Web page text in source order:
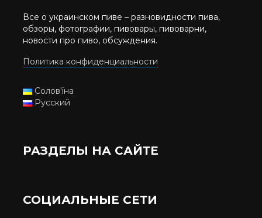
Все о украинском пиве – разновидности пива,
обзоры, фотографии, пивовары, пивоварни,
новости про пиво, обсуждения.
Политика конфиденциальности
Солов'їна
Русский
РАЗДЕЛЫ НА САЙТЕ
СОЦИАЛЬНЫЕ СЕТИ